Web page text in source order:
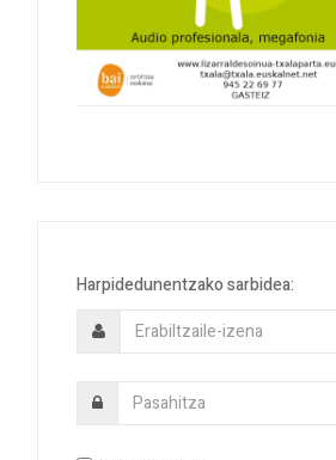
Harpidedunentzako sarbidea: